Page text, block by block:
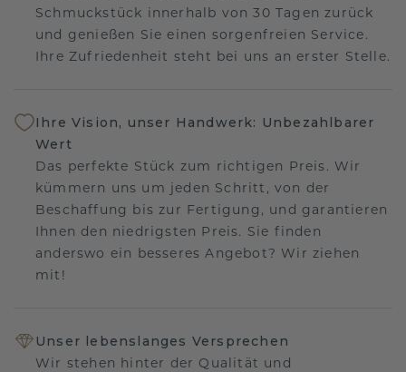
Schmuckstück innerhalb von 30 Tagen zurück
und genießen Sie einen sorgenfreien Service.
Ihre Zufriedenheit steht bei uns an erster Stelle.
Ihre Vision, unser Handwerk: Unbezahlbarer
Wert
Das perfekte Stück zum richtigen Preis. Wir
kümmern uns um jeden Schritt, von der
Beschaffung bis zur Fertigung, und garantieren
Ihnen den niedrigsten Preis. Sie finden
anderswo ein besseres Angebot? Wir ziehen
mit!
Unser lebenslanges Versprechen
Wir stehen hinter der Qualität und